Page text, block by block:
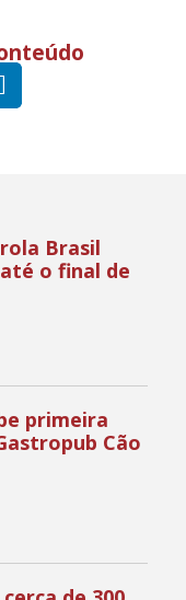
Brasil
o final de
primeira
Cão